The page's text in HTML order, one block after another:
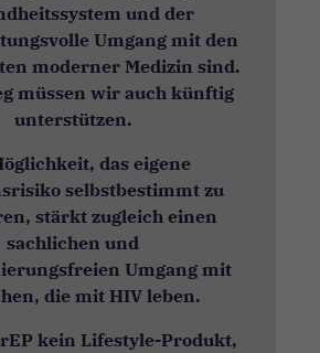
und der
Umgang mit den
moderner Medizin sind.
müssen wir auch künftig
unterstützen.
das eigene
selbstbestimmt zu
stärkt zugleich einen
sachlichen und
Umgang mit
die mit HIV leben.
kein Lifestyle-Produkt,